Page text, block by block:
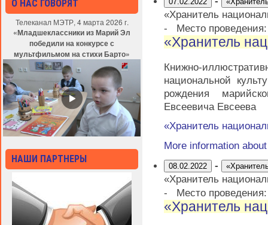
О НАС ГОВОРЯТ
Телеканал МЭТР, 4 марта 2026 г.
«Младшеклассники из Марий Эл
победили на конкурсе с
мультфильмом на стихи Барто»
НАШИ ПАРТНЕРЫ
«Хранитель
-
Место
«Хранитель
Книжно-
национальной
рождения
Евсеевича Евсеева
«Хранитель
More information
08.02.2022 -
«Хранитель
-
Место
«Хранитель